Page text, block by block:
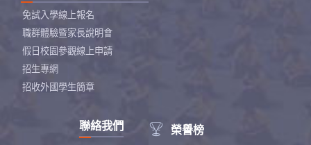
免試入學線上報名
職群體驗暨家長說明會
假日校園參觀線上申請
招生專網
招收外國學生簡章
 榮譽榜
聯絡我們